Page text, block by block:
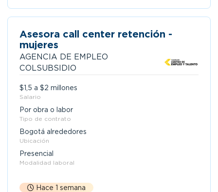
Asesora call center retención -
mujeres
AGENCIA DE EMPLEO
COLSUBSIDIO
$1,5 a $2 millones
Salario
Por obra o labor
Tipo de contrato
Bogotá alrededores
Ubicación
Presencial
Modalidad laboral
Hace 1 semana